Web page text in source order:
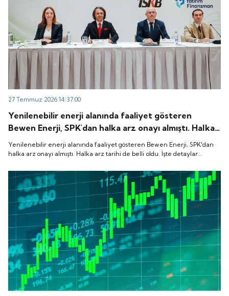
27 Temmuz 2026 14:37:00
Yenilenebilir enerji alanında faaliyet gösteren
Bewen Enerji, SPK'dan halka arz onayı almıştı. Halka
arz tarihi de belli oldu. İşte detaylar...
Yenilenebilir enerji alanında faaliyet gösteren Bewen Enerji, SPK'dan
halka arz onayı almıştı. Halka arz tarihi de belli oldu. İşte detaylar...